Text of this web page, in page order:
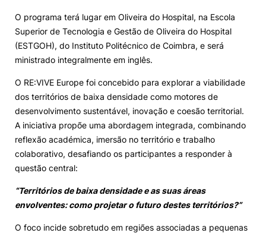
O programa terá lugar em Oliveira do Hospital, na Escola
Superior de Tecnologia e Gestão de Oliveira do Hospital
(ESTGOH), do Instituto Politécnico de Coimbra, e será
ministrado integralmente em inglês.
O RE:VIVE Europe foi concebido para explorar a viabilidade
dos territórios de baixa densidade como motores de
desenvolvimento sustentável, inovação e coesão territorial.
A iniciativa propõe uma abordagem integrada, combinando
reflexão académica, imersão no território e trabalho
colaborativo, desafiando os participantes a responder à
questão central:
“Territórios de baixa densidade e as suas áreas
envolventes: como projetar o futuro destes territórios?”
O foco incide sobretudo em regiões associadas a pequenas